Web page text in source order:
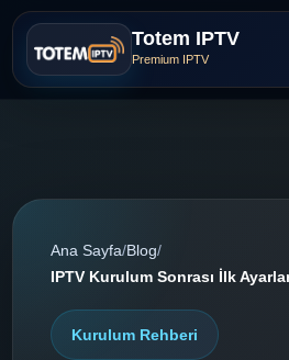
Totem IPTV
Premium IPTV
Ana Sayfa/Blog/
IPTV Kurulum Sonrası İlk Ayarlar
Kurulum Rehberi